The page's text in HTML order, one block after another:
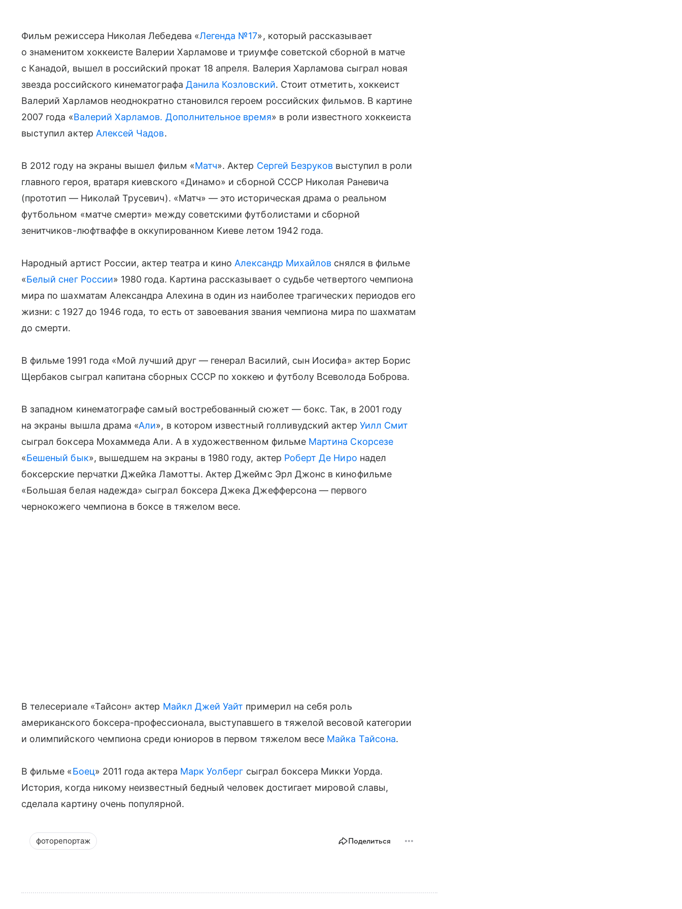
Фильм режиссера Николая Лебедева «Легенда №17», который рассказывает
о знаменитом хоккеисте Валерии Харламове и триумфе советской сборной в матче
с Канадой, вышел в российский прокат 18 апреля. Валерия Харламова сыграл новая
звезда российского кинематографа Данила Козловский. Стоит отметить, хоккеист
Валерий Харламов неоднократно становился героем российских фильмов. В картине
2007 года «Валерий Харламов. Дополнительное время» в роли известного хоккеиста
выступил актер Алексей Чадов.
В 2012 году на экраны вышел фильм «Матч». Актер Сергей Безруков выступил в роли
главного героя, вратаря киевского «Динамо» и сборной СССР Николая Раневича
(прототип — Николай Трусевич). «Матч» — это историческая драма о реальном
футбольном «матче смерти» между советскими футболистами и сборной
зенитчиков-люфтваффе в оккупированном Киеве летом 1942 года.
Народный артист России, актер театра и киноАлександр Михайлов снялся в фильме
«Белый снег России» 1980 года. Картина рассказывает о судьбе четвертого чемпиона
мира по шахматам Александра Алехина в один из наиболее трагических периодов его
жизни: с 1927 до 1946 года, то есть от завоевания звания чемпиона мира по шахматам
до смерти.
В фильме 1991 года «Мой лучший друг — генерал Василий, сын Иосифа» актер Борис
Щербаков сыграл капитана сборных СССР по хоккею и футболу Всеволода Боброва.
В западном кинематографе самый востребованный сюжет — бокс. Так, в 2001 году
на экраны вышла драма «Али», в котором известный голливудский актер Уилл Смит
сыграл боксера Мохаммеда Али. А в художественном фильме Мартина Скорсезе
«Бешеный бык», вышедшем на экраны в 1980 году, актер Роберт Де Ниро надел
боксерские перчатки Джейка Ламотты. Актер Джеймс Эрл Джонс в кинофильме
«Большая белая надежда» сыграл боксера Джека Джефферсона — первого
чернокожего чемпиона в боксе в тяжелом весе.
В телесериале «Тайсон» актер Майкл Джей Уайт примерил на себя роль
американского боксера-профессионала, выступавшего в тяжелой весовой категории
и олимпийского чемпиона среди юниоров в первом тяжелом весе Майка Тайсона.
В фильме «Боец» 2011 года актера Марк Уолберг сыграл боксера Микки Уорда.
История, когда никому неизвестный бедный человек достигает мировой славы,
сделала картину очень популярной.
фоторепортаж Поделиться